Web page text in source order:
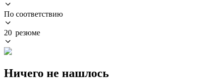
По соответствию
20 резюме
Ничего не нашлось